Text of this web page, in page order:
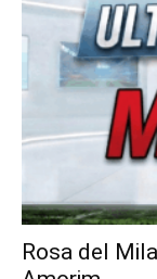
Rosa del